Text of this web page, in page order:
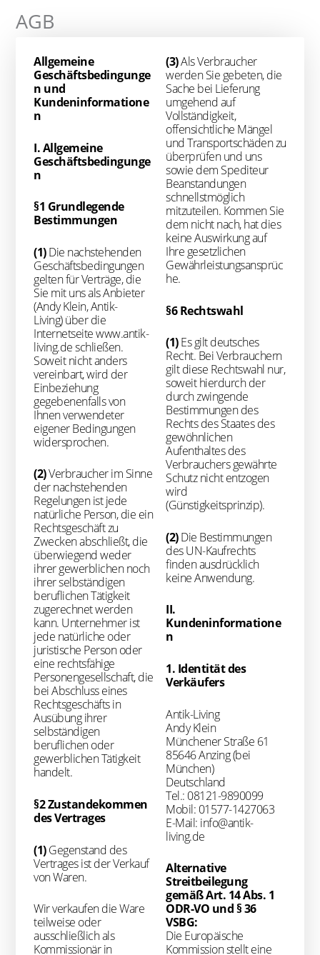
AGB
Allgemeine
Geschäftsbedingunge
n und
Kundeninformatione
n
I. Allgemeine
Geschäftsbedingunge
n
§1 Grundlegende
Bestimmungen
(1)Die nachstehenden
Geschäftsbedingungen
gelten für Verträge, die
Sie mit uns als Anbieter
(Andy Klein, Antik-
Living) über die
Internetseite www.antik-
living.de schließen.
Soweit nicht anders
vereinbart, wird der
Einbeziehung
gegebenenfalls von
Ihnen verwendeter
eigener Bedingungen
widersprochen.
(2)Verbraucher im Sinne
der nachstehenden
Regelungen ist jede
natürliche Person, die ein
Rechtsgeschäft zu
Zwecken abschließt, die
überwiegend weder
ihrer gewerblichen noch
ihrer selbständigen
beruflichen Tätigkeit
zugerechnet werden
kann. Unternehmer ist
jede natürliche oder
juristische Person oder
eine rechtsfähige
Personengesellschaft, die
bei Abschluss eines
Rechtsgeschäfts in
Ausübung ihrer
selbständigen
beruflichen oder
gewerblichen Tätigkeit
handelt.
§2 Zustandekommen
des Vertrages
(1)Gegenstand des
Vertrages ist der Verkauf
von Waren.
Wir verkaufen die Ware
teilweise oder
ausschließlich als
Kommissionär in
(3)Als Verbraucher
werden Sie gebeten, die
Sache bei Lieferung
umgehend auf
Vollständigkeit,
offensichtliche Mängel
und Transportschäden zu
überprüfen und uns
sowie dem Spediteur
Beanstandungen
schnellstmöglich
mitzuteilen. Kommen Sie
dem nicht nach, hat dies
keine Auswirkung auf
Ihre gesetzlichen
Gewährleistungsansprüc
he.
§6 Rechtswahl
(1)Es gilt deutsches
Recht. Bei Verbrauchern
gilt diese Rechtswahl nur,
soweit hierdurch der
durch zwingende
Bestimmungen des
Rechts des Staates des
gewöhnlichen
Aufenthaltes des
Verbrauchers gewährte
Schutz nicht entzogen
wird
(Günstigkeitsprinzip).
(2)Die Bestimmungen
des UN-Kaufrechts
finden ausdrücklich
keine Anwendung.
II.
Kundeninformatione
n
1. Identität des
Verkäufers
Antik-Living
Andy Klein
Münchener Straße 61
85646 Anzing (bei
München)
Deutschland
Tel.: 08121-9890099
Mobil: 01577-1427063
E-Mail: info@antik-
living.de
Alternative
Streitbeilegung
gemäß Art. 14 Abs. 1
ODR-VO und § 36
VSBG:
Die Europäische
Kommission stellt eine